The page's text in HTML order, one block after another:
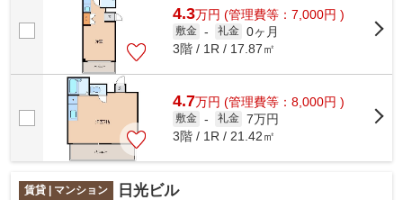
4.3万円 (管理費等：7,000円 )
敷金 - 礼金 0ヶ月
3階 / 1R / 17.87㎡
4.7万円 (管理費等：8,000円 )
敷金 - 礼金 7万円
3階 / 1R / 21.42㎡
賃貸 | マンション 日光ビル